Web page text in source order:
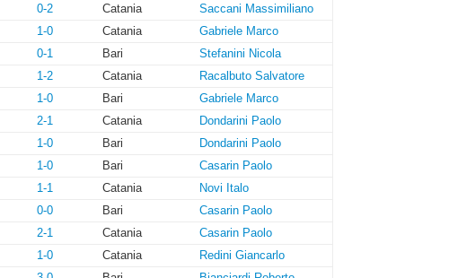
0-2 Catania
Saccani Massimiliano
1-0 Catania
Gabriele Marco
0-1 Bari
Stefanini Nicola
1-2 Catania
Racalbuto Salvatore
1-0 Bari
Gabriele Marco
2-1 Catania
Dondarini Paolo
1-0 Bari
Dondarini Paolo
1-0 Bari
Casarin Paolo
1-1 Catania
Novi Italo
0-0 Bari
Casarin Paolo
2-1 Catania
Casarin Paolo
1-0 Catania
Redini Giancarlo